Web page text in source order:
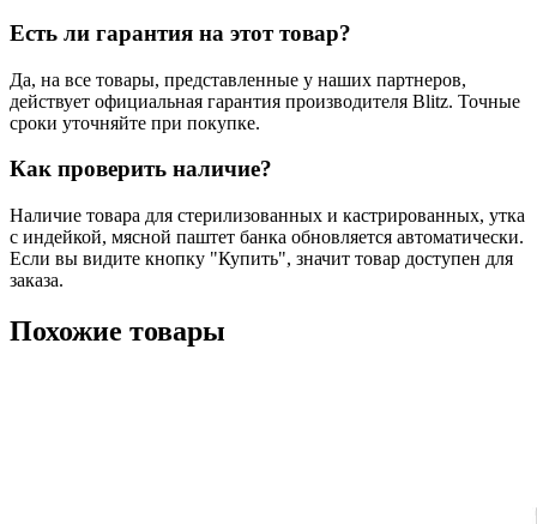
Есть ли гарантия на этот товар?
Да, на все товары, представленные у наших партнеров,
действует официальная гарантия производителя Blitz. Точные
сроки уточняйте при покупке.
Как проверить наличие?
Наличие товара для стерилизованных и кастрированных, утка
с индейкой, мясной паштет банка обновляется автоматически.
Если вы видите кнопку "Купить", значит товар доступен для
заказа.
Похожие товары